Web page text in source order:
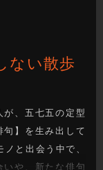
ない散歩
が、五七五の定型
句】を生み出して
と出会う中で、
や、新たな俳句